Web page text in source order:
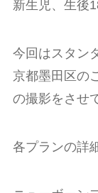
新生児、生後
今回はスタン
京都墨田区の
の撮影をさせ
各プランの詳